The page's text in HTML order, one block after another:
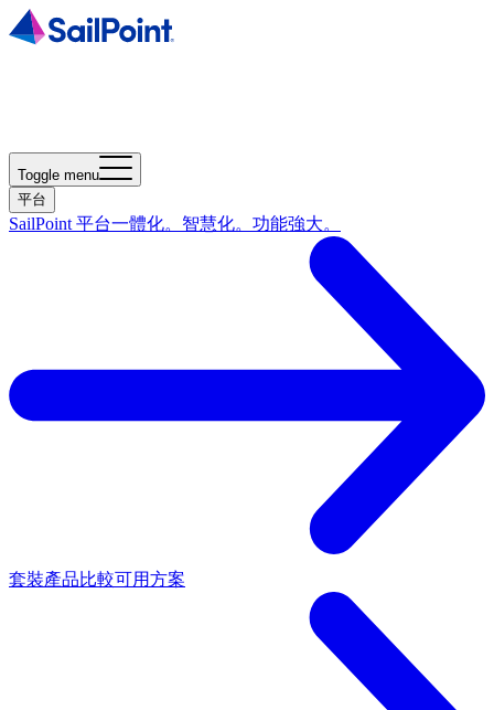
Toggle menu
平台
SailPoint 平台一體化。智慧化。功能強大。
套裝產品比較可用方案